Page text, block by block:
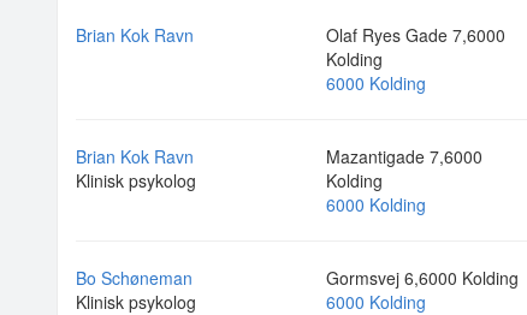
Brian Kok Ravn
Olaf Ryes Gade 7,6000
Kolding
6000 Kolding
Brian Kok Ravn
Klinisk psykolog
Mazantigade 7,6000
Kolding
6000 Kolding
Bo Schøneman
Klinisk psykolog
Gormsvej 6,6000 Kolding
6000 Kolding